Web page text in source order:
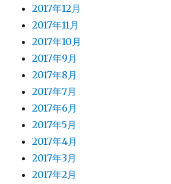
2017年12月
2017年11月
2017年10月
2017年9月
2017年8月
2017年7月
2017年6月
2017年5月
2017年4月
2017年3月
2017年2月